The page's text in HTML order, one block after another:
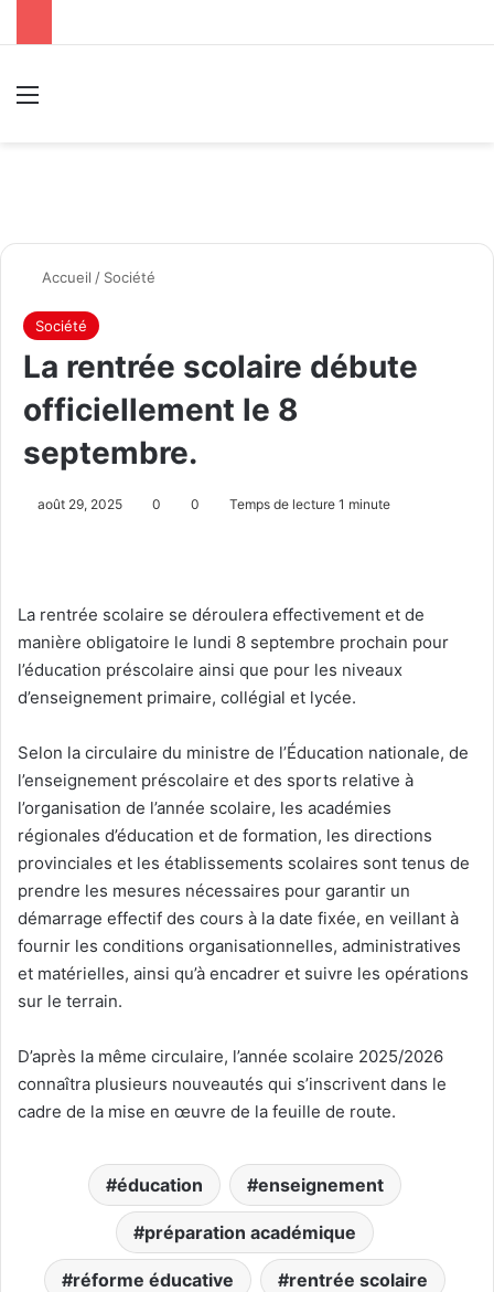
Accueil / Société
Société
La rentrée scolaire débute
officiellement le 8
septembre.
août 29, 2025 0 0 Temps de lecture 1 minute
La rentrée scolaire se déroulera effectivement et de
manière obligatoire le lundi 8 septembre prochain pour
l’éducation préscolaire ainsi que pour les niveaux
d’enseignement primaire, collégial et lycée.
Selon la circulaire du ministre de l’Éducation nationale, de
l’enseignement préscolaire et des sports relative à
l’organisation de l’année scolaire, les académies
régionales d’éducation et de formation, les directions
provinciales et les établissements scolaires sont tenus de
prendre les mesures nécessaires pour garantir un
démarrage effectif des cours à la date fixée, en veillant à
fournir les conditions organisationnelles, administratives
et matérielles, ainsi qu’à encadrer et suivre les opérations
sur le terrain.
D’après la même circulaire, l’année scolaire 2025/2026
connaîtra plusieurs nouveautés qui s’inscrivent dans le
cadre de la mise en œuvre de la feuille de route.
éducation enseignement
préparation académique
réforme éducative rentrée scolaire